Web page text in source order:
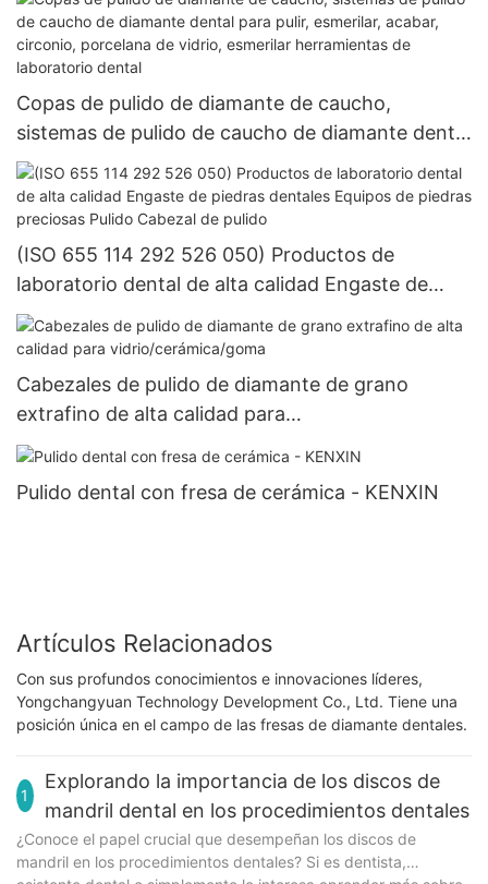
de laboratorio dental
Copas de pulido de diamante de caucho,
sistemas de pulido de caucho de diamante dental
para pulir, esmerilar, acabar, circonio, porcelana
de vidrio, esmerilar herramientas de laboratorio
dental
(ISO 655 114 292 526 050) Productos de
laboratorio dental de alta calidad Engaste de
piedras dentales Equipos de piedras preciosas
Pulido Cabezal de pulido
Cabezales de pulido de diamante de grano
extrafino de alta calidad para
vidrio/cerámica/goma
Pulido dental con fresa de cerámica - KENXIN
Artículos Relacionados
Con sus profundos conocimientos e innovaciones líderes,
Yongchangyuan Technology Development Co., Ltd. Tiene una
posición única en el campo de las fresas de diamante dentales.
1
Explorando la importancia de los discos de
mandril dental en los procedimientos dentales
¿Conoce el papel crucial que desempeñan los discos de
mandril en los procedimientos dentales? Si es dentista,